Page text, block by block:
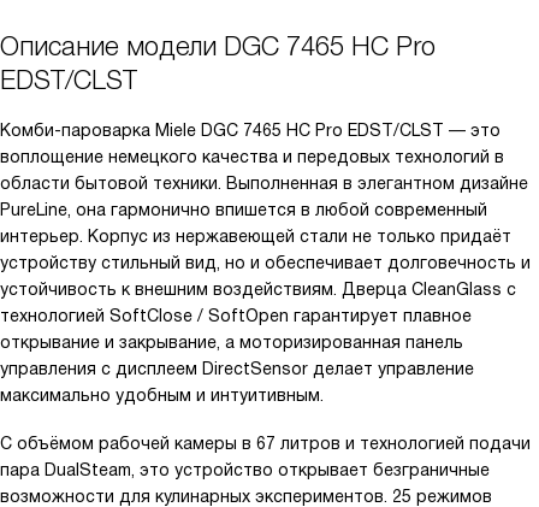
Описание модели DGC 7465 HC Pro
EDST/CLST
Комби-пароварка Miele DGC 7465 HC Pro EDST/CLST — это
воплощение немецкого качества и передовых технологий в
области бытовой техники. Выполненная в элегантном дизайне
PureLine, она гармонично впишется в любой современный
интерьер. Корпус из нержавеющей стали не только придаёт
устройству стильный вид, но и обеспечивает долговечность и
устойчивость к внешним воздействиям. Дверца CleanGlass с
технологией SoftClose / SoftOpen гарантирует плавное
открывание и закрывание, а моторизированная панель
управления с дисплеем DirectSensor делает управление
максимально удобным и интуитивным.
С объёмом рабочей камеры в 67 литров и технологией подачи
пара DualSteam, это устройство открывает безграничные
возможности для кулинарных экспериментов. 25 режимов